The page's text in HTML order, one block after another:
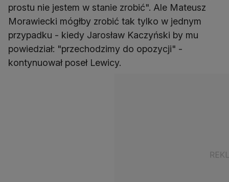
prostu nie jestem w stanie zrobić". Ale Mateusz
Morawiecki mógłby zrobić tak tylko w jednym
przypadku - kiedy Jarosław Kaczyński by mu
powiedział: "przechodzimy do opozycji" -
kontynuował poseł Lewicy.